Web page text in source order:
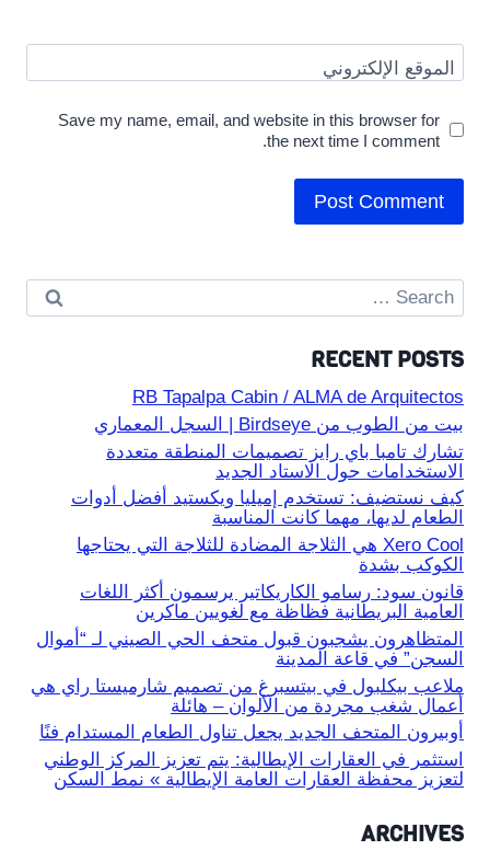
الموقع الإلكتروني
Save my name, email, and website in this browser for
the next time I comment.
Search
for:
RECENT POSTS
RB Tapalpa Cabin / ALMA de Arquitectos
بيت من الطوب من Birdseye | السجل المعماري
تشارك تامبا باي رايز تصميمات المنطقة متعددة
الاستخدامات حول الاستاد الجديد
كيف نستضيف: تستخدم إميليا ويكستيد أفضل أدوات
الطعام لديها، مهما كانت المناسبة
Xero Cool هي الثلاجة المضادة للثلاجة التي يحتاجها
الكوكب بشدة
قانون سود: رسامو الكاريكاتير يرسمون أكثر اللغات
العامية البريطانية فظاظة مع لغويين ماكرين
المتظاهرون يشجبون قبول متحف الحي الصيني لـ “أموال
السجن” في قاعة المدينة
ملاعب بيكلبول في بيتسبرغ من تصميم شارميستا راي هي
أعمال شغب مجردة من الألوان – هائلة
أوبيرون المتحف الجديد يجعل تناول الطعام المستدام فنًا
استثمر في العقارات الإيطالية: يتم تعزيز المركز الوطني
لتعزيز محفظة العقارات العامة الإيطالية » نمط السكن
ARCHIVES